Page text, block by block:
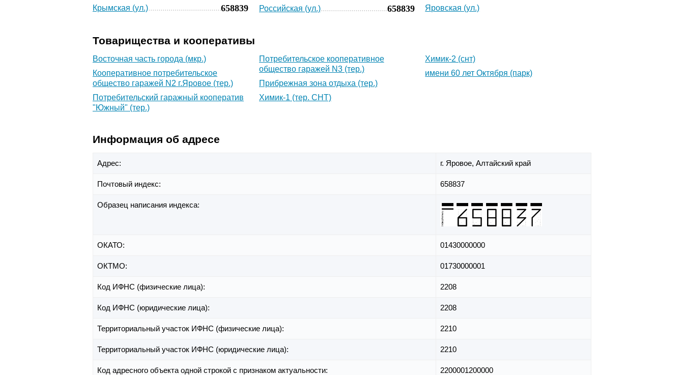
Крымская (ул.) 658839 Российская (ул.) 658839 Яровская (ул.)
Товарищества и кооперативы
Восточная часть города (мкр.)
Кооперативное потребительское
общество гаражей N2 г.Яровое (тер.)
Потребительский гаражный кооператив
"Южный" (тер.)
Потребительское кооперативное
общество гаражей N3 (тер.)
Прибрежная зона отдыха (тер.)
Химик-1 (тер. СНТ)
Химик-2 (снт)
имени 60 лет Октября (парк)
Информация об адресе
Адрес: г. Яровое, Алтайский край
Почтовый индекс: 658837
Образец написания индекса:
ОКАТО: 01430000000
ОКТМО: 01730000001
Код ИФНС (физические лица): 2208
Код ИФНС (юридические лица): 2208
Территориальный участок ИФНС (физические лица): 2210
Территориальный участок ИФНС (юридические лица): 2210
Код адресного объекта одной строкой с признаком актуальности: 2200001200000